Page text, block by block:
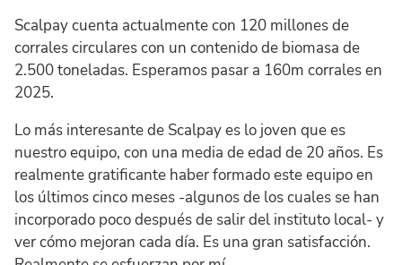
Scalpay cuenta actualmente con 120 millones de
corrales circulares con un contenido de biomasa de
2.500 toneladas. Esperamos pasar a 160m corrales en
2025.
Lo más interesante de Scalpay es lo joven que es
nuestro equipo, con una media de edad de 20 años. Es
realmente gratificante haber formado este equipo en
los últimos cinco meses -algunos de los cuales se han
incorporado poco después de salir del instituto local- y
ver cómo mejoran cada día. Es una gran satisfacción.